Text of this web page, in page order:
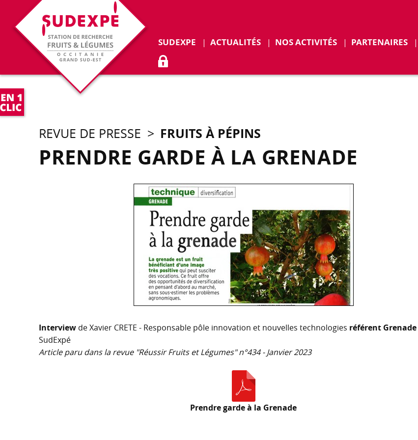
SUDEXPE Déplier
ACTUALITÉS NOS ACTIVITÉS Déplier
PARTENAIRES
ACCÈS ADHÉRENTS
REVUE DE PRESSE > FRUITS À PÉPINS
PRENDRE GARDE À LA GRENADE
Interview de Xavier CRETE - Responsable pôle innovation et nouvelles technologies référent Grenade
SudExpé
Article paru dans la revue "Réussir Fruits et Légumes" n°434 - Janvier 2023
Prendre garde à la Grenade